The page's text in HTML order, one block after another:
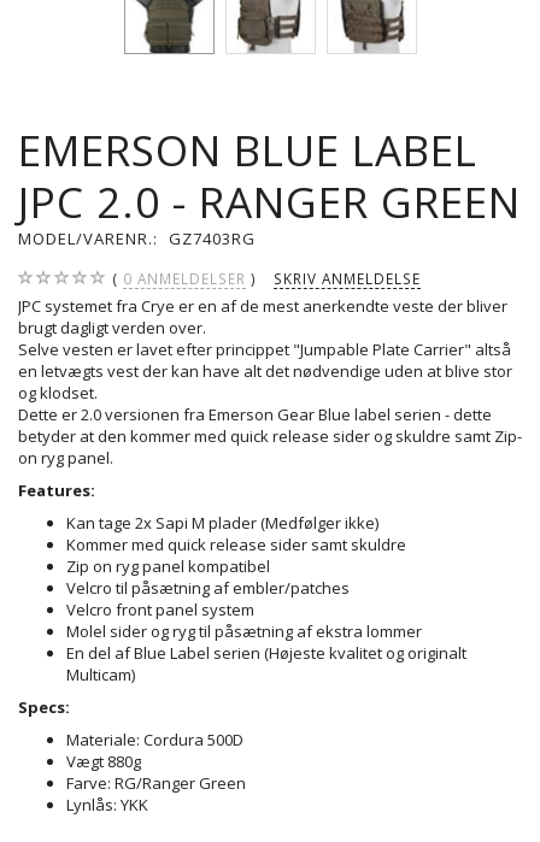
EMERSON BLUE LABEL
JPC 2.0 - RANGER GREEN
MODEL/VARENR.: GZ7403RG
0 ANMELDELSER SKRIV ANMELDELSE
JPC systemet fra Crye er en af de mest anerkendte veste der bliver
brugt dagligt verden over.
Selve vesten er lavet efter princippet "Jumpable Plate Carrier" altså
en letvægts vest der kan have alt det nødvendige uden at blive stor
og klodset.
Dette er 2.0 versionen fra Emerson Gear Blue label serien - dette
betyder at den kommer med quick release sider og skuldre samt Zip-
on ryg panel.
Features:
Kan tage 2x Sapi M plader (Medfølger ikke)
Kommer med quick release sider samt skuldre
Zip on ryg panel kompatibel
Velcro til påsætning af embler/patches
Velcro front panel system
Molel sider og ryg til påsætning af ekstra lommer
En del af Blue Label serien (Højeste kvalitet og originalt
Multicam)
Specs:
Materiale: Cordura 500D
Vægt 880g
Farve: RG/Ranger Green
Lynlås: YKK